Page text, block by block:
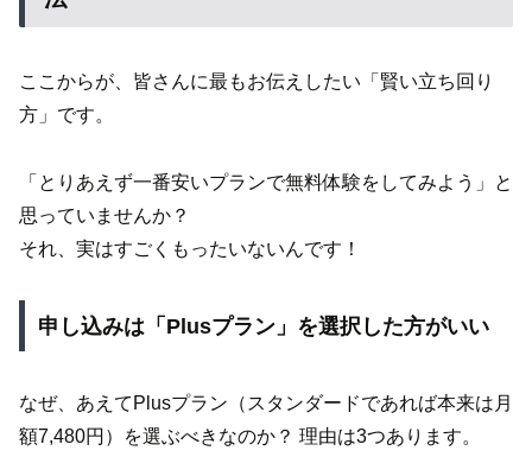
ここからが、皆さんに最もお伝えしたい「賢い立ち回り
方」です。
「とりあえず一番安いプランで無料体験をしてみよう」と
思っていませんか？
それ、実はすごくもったいないんです！
申し込みは「Plusプラン」を選択した方がいい
なぜ、あえてPlusプラン（スタンダードであれば本来は月
額7,480円）を選ぶべきなのか？ 理由は3つあります。